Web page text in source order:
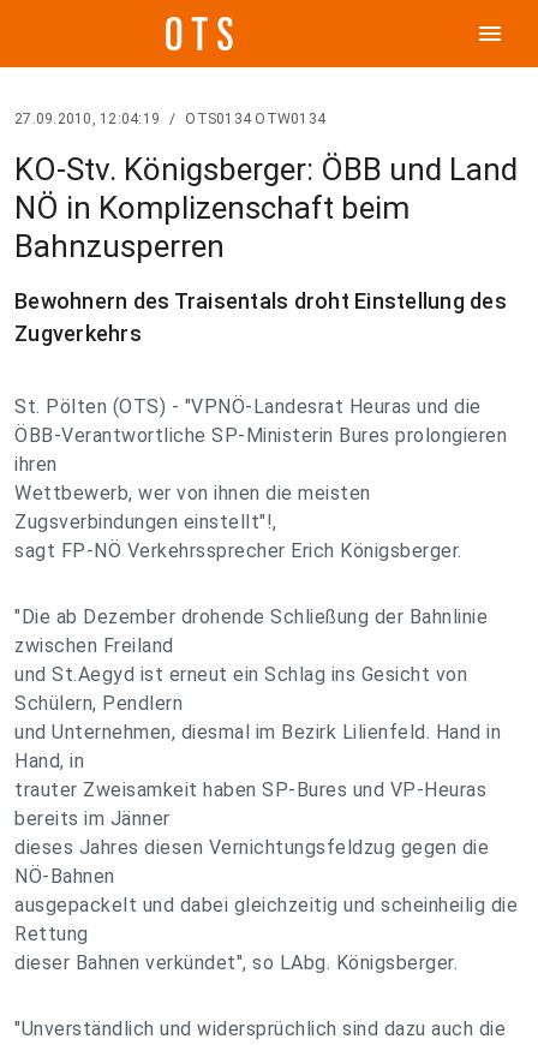
menu
27.09.2010, 12:04:19 / OTS0134 OTW0134
KO-Stv. Königsberger: ÖBB und Land
NÖ in Komplizenschaft beim
Bahnzusperren
Bewohnern des Traisentals droht Einstellung des
Zugverkehrs
St. Pölten (OTS) - "VPNÖ-Landesrat Heuras und die
ÖBB-Verantwortliche SP-Ministerin Bures prolongieren
ihren
Wettbewerb, wer von ihnen die meisten
Zugsverbindungen einstellt"!,
sagt FP-NÖ Verkehrssprecher Erich Königsberger.
"Die ab Dezember drohende Schließung der Bahnlinie
zwischen Freiland
und St.Aegyd ist erneut ein Schlag ins Gesicht von
Schülern, Pendlern
und Unternehmen, diesmal im Bezirk Lilienfeld. Hand in
Hand, in
trauter Zweisamkeit haben SP-Bures und VP-Heuras
bereits im Jänner
dieses Jahres diesen Vernichtungsfeldzug gegen die
NÖ-Bahnen
ausgepackelt und dabei gleichzeitig und scheinheilig die
Rettung
dieser Bahnen verkündet", so LAbg. Königsberger.
"Unverständlich und widersprüchlich sind dazu auch die